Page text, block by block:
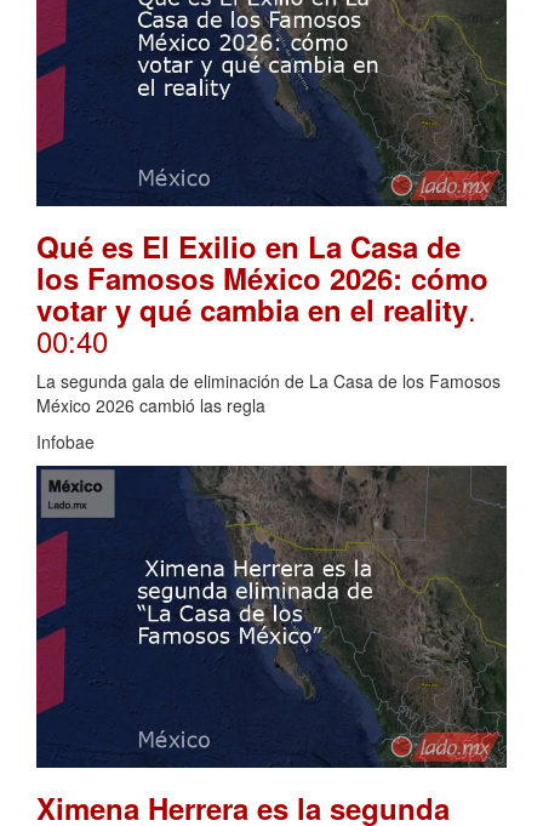
Qué es El Exilio en La Casa de
los Famosos México 2026: cómo
votar y qué cambia en el reality.
00:40
La segunda gala de eliminación de La Casa de los Famosos
México 2026 cambió las regla
Infobae
Ximena Herrera es la segunda